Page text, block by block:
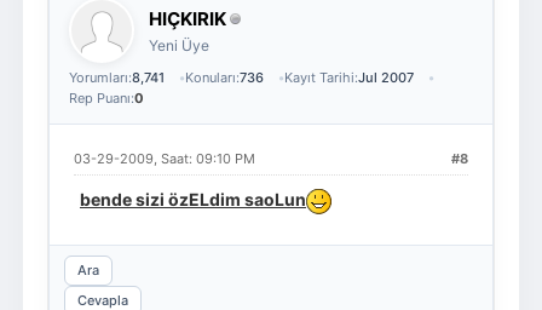
HIÇKIRIK
Yeni Üye
Yorumları:8,741 Konuları:736 Kayıt Tarihi:Jul 2007
Rep Puanı:0
#8
03-29-2009, Saat: 09:10 PM
bende sizi özELdim saoLun
Ara
Cevapla